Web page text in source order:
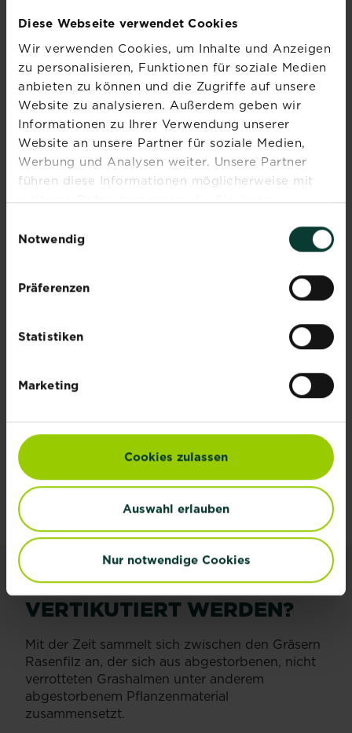
Diese Webseite verwendet Cookies
Wir verwenden Cookies, um Inhalte und Anzeigen
zu personalisieren, Funktionen für soziale Medien
anbieten zu können und die Zugriffe auf unsere
Website zu analysieren. Außerdem geben wir
Informationen zu Ihrer Verwendung unserer
Website an unsere Partner für soziale Medien,
Werbung und Analysen weiter. Unsere Partner
führen diese Informationen möglicherweise mit
weiteren Daten zusammen, die Sie ihnen
Nutzung der Dienste gesammelt haben.
Notwendig
Präferenzen
Statistiken
Marketing
Cookies zulassen
Auswahl erlauben
Nur notwendige Cookies
im Herbst geschlossen werden, damit sich
Ideal für die Rasenreparatur istSUBSTRAL®
Magisches Rasenpflastergeeignet. Die
Mischung aus Rasensaat, Premium Keimsubstrat
und hochwertigem SUBSTRAL -Dünger ist
bereits anwendungsfertig: einfach dünn
ausbringen und regelmäßig bewässern. Im
Herbst ist der Boden noch von den
Sommermonaten erwärmt, sodass ideale
Bedingungen für eine schnelle Rasenkeimung
vorherrschen. Dadurch wird noch vor
Wintereinbruch eine dichte und geschlossene
Grasnarbe erzielt.
KANN IM HERBST NOCH
VERTIKUTIERT WERDEN?
Mit der Zeit sammelt sich zwischen den Gräsern
Rasenfilz an, der sich aus abgestorbenen, nicht
verrotteten Grashalmen unter anderem
abgestorbenem Pflanzenmaterial
zusammensetzt.